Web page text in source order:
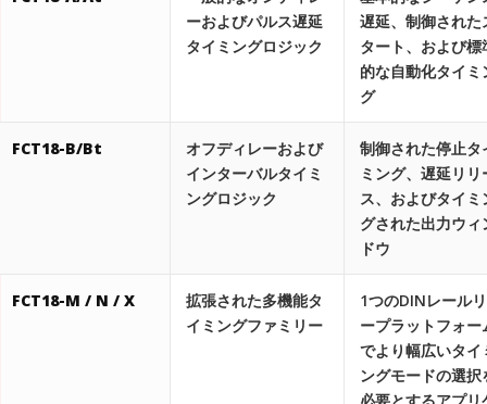
ーおよびパルス遅延
タイミングロジック
遅延、制御された
タート、および標
的な自動化タイミ
グ
FCT18-B/Bt
オフディレーおよび
インターバルタイミ
ングロジック
制御された停止タ
ミング、遅延リリ
ス、およびタイミ
グされた出力ウィ
ドウ
FCT18-M / N / X
拡張された多機能タ
イミングファミリー
1つのDINレール
ープラットフォー
でより幅広いタイ
ングモードの選択